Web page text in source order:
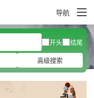
导航
开头
结尾
高级搜索